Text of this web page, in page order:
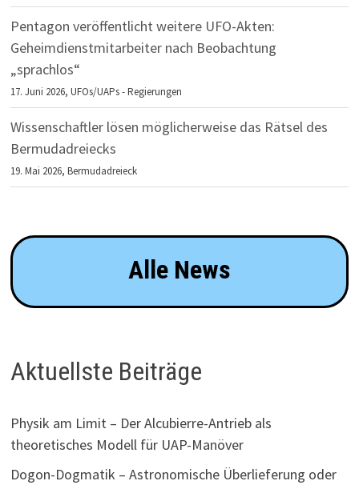
Pentagon veröffentlicht weitere UFO-Akten:
Geheimdienstmitarbeiter nach Beobachtung
„sprachlos“
17. Juni 2026,UFOs/UAPs - Regierungen
Wissenschaftler lösen möglicherweise das Rätsel des
Bermudadreiecks
19. Mai 2026,Bermudadreieck
Alle News
Aktuellste Beiträge
Physik am Limit – Der Alcubierre-Antrieb als
theoretisches Modell für UAP-Manöver
Dogon-Dogmatik – Astronomische Überlieferung oder